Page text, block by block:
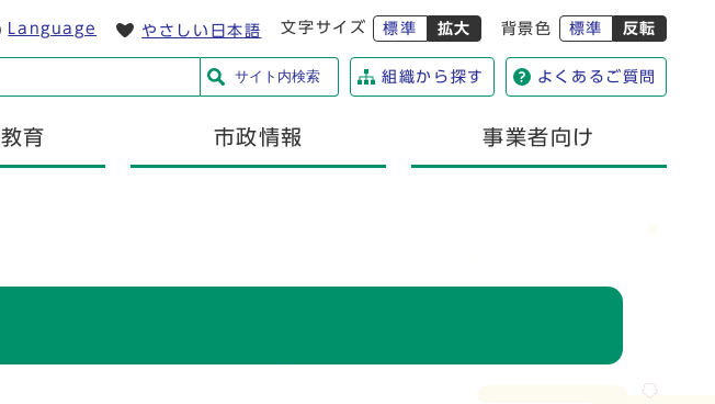
Language やさしい日本語 文字サイズ 標準 拡大 背景色 標準 反転
サイト内検索 組織から探す よくあるご質問
育 市政情報 事業者向け